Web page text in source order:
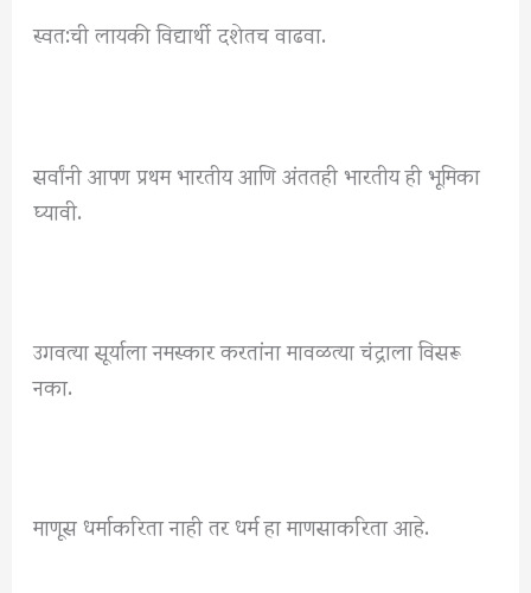
स्वत:ची लायकी विद्यार्थी दशेतच वाढवा.
सर्वांनी आपण प्रथम भारतीय आणि अंततही भारतीय ही भूमिका
घ्यावी.
उगवत्या सूर्याला नमस्कार करतांना मावळत्या चंद्राला विसरू
नका.
माणूस धर्माकरिता नाही तर धर्म हा माणसाकरिता आहे.